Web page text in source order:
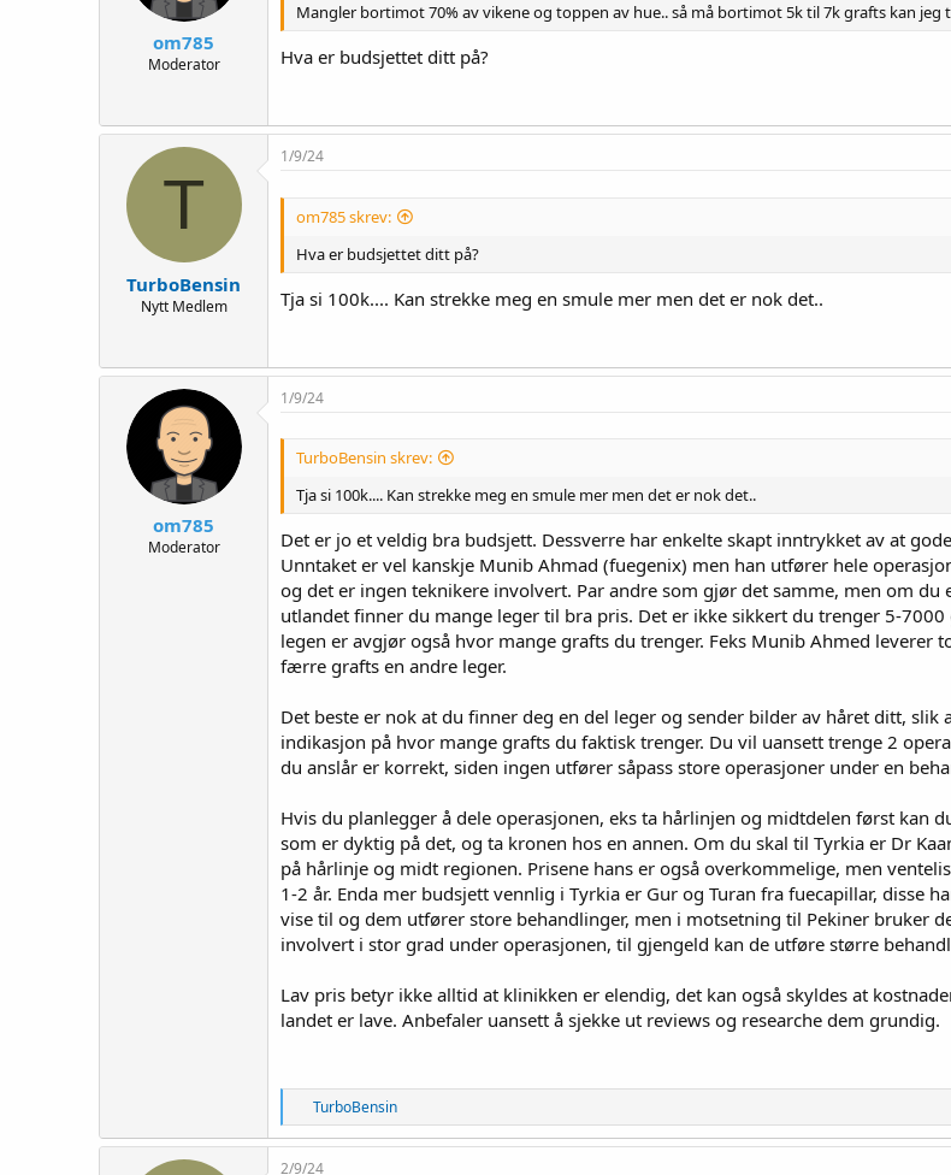
om785
Moderator
Mangler bortimot 70% av vikene og toppen av hue.. så må bortimot 5k til 7k grafts kan jeg
Hva er budsjettet ditt på?
T
TurboBensin
Nytt Medlem
1/9/24
om785 skrev:
Hva er budsjettet ditt på?
Tja si 100k.... Kan strekke meg en smule mer men det er nok det..
om785
Moderator
1/9/24
TurboBensin skrev:
Tja si 100k.... Kan strekke meg en smule mer men det er nok det..
Det er jo et veldig bra budsjett. Dessverre har enkelte skapt inntrykket av at
Unntaket er vel kanskje Munib Ahmad (fuegenix) men han utfører hele
og det er ingen teknikere involvert. Par andre som gjør det samme, men om du
utlandet finner du mange leger til bra pris. Det er ikke sikkert du trenger 5-
legen er avgjør også hvor mange grafts du trenger. Feks Munib Ahmed leverer
færre grafts en andre leger.
Det beste er nok at du finner deg en del leger og sender bilder av håret ditt, slik
indikasjon på hvor mange grafts du faktisk trenger. Du vil uansett trenge 2
du anslår er korrekt, siden ingen utfører såpass store operasjoner under en
Hvis du planlegger å dele operasjonen, eks ta hårlinjen og midtdelen først kan
som er dyktig på det, og ta kronen hos en annen. Om du skal til Tyrkia er Dr
på hårlinje og midt regionen. Prisene hans er også overkommelige, men
1-2 år. Enda mer budsjett vennlig i Tyrkia er Gur og Turan fra fuecapillar, disse
vise til og dem utfører store behandlinger, men i motsetning til Pekiner bruker
involvert i stor grad under operasjonen, til gjengeld kan de utføre større
Lav pris betyr ikke alltid at klinikken er elendig, det kan også skyldes at
landet er lave. Anbefaler uansett å sjekke ut reviews og researche dem grundig.
R
e
a
c
TurboBensin
2/9/24